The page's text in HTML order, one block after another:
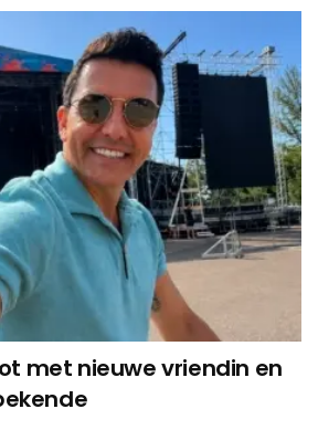
met nieuwe vriendin en